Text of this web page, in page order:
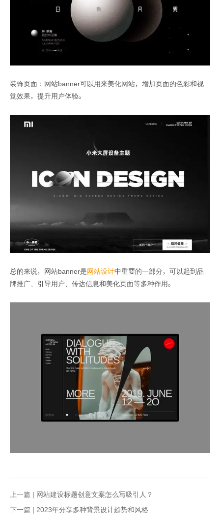
装饰页面：网站banner可以用来美化网站，增加页面的色彩和视
觉效果，提升用户体验。
总的来说，网站banner是网站设计中重要的一部分，可以起到品
牌推广、引导用户、传达信息和美化页面等多种作用。
上一篇 | 网站建设标题创意文案怎么写吸引人？
下一篇 | 2023年分享多种背景设计趋势和风格